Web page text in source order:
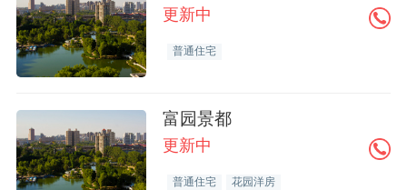
更新中
普通住宅
富园景都
更新中
普通住宅 花园洋房